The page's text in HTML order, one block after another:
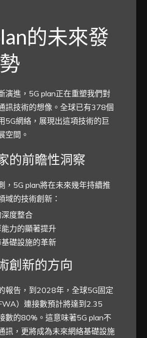
的未來發
演進，5G plan正在重塑我們對
訊技術的想像。全球已有378個
5G網絡，展現出這項技術的巨
空間。
的前瞻性洞察
，5G plan將在未來幾年持續推
域的技術創新：
度整合
力的顯著提升
礎設施的革新
創新的方向
報告，到2028年，全球5G固定
）連接數預計將達到2.35
數的80%。這意味著5G plan不
訊，更將成為未來網絡基礎設施